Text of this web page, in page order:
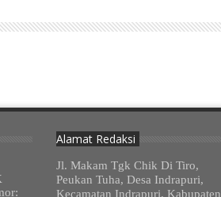
Alamat Redaksi
Jl. Makam Tgk Chik Di Tiro,
Peukan Tuha, Desa Indrapuri,
Kecamatan Indrapuri, Kabupaten